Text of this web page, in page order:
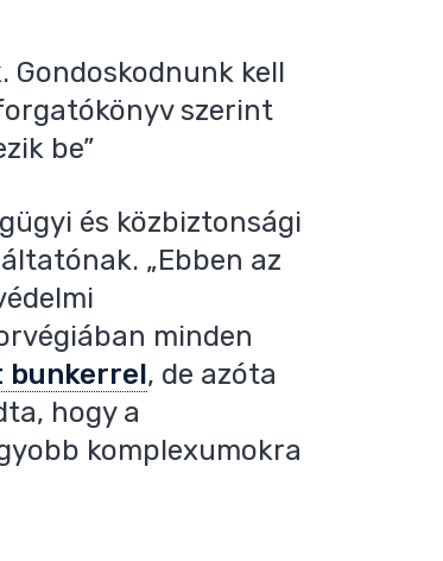
kell
szerint
be”
és közbiztonsági
„Ebben az
minden
bunkerrel, de azóta
hogy a
komplexumokra